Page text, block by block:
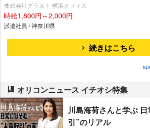
株式会社グラスト 横浜オフィス
時給1,800円～2,000円
派遣社員 / 神奈川県
続きはこちら
オリコンニュース イチオシ特集
川島海荷さんと学ぶ
引”のリアル